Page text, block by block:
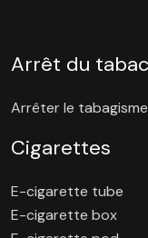
Arrêt du tabac
Arrêter le
Cigarettes
E-cigarette tube
E-cigarette box